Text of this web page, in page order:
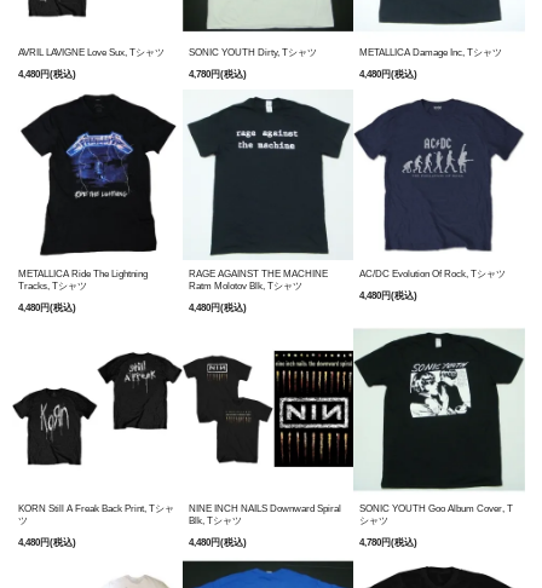
AVRIL LAVIGNE Love Sux, Tシャツ
4,480円(税込)
SONIC YOUTH Dirty, Tシャツ
4,780円(税込)
METALLICA Damage Inc, Tシャツ
4,480円(税込)
METALLICA Ride The Lightning
Tracks, Tシャツ
4,480円(税込)
RAGE AGAINST THE MACHINE
Ratm Molotov Blk, Tシャツ
4,480円(税込)
AC/DC Evolution Of Rock, Tシャツ
4,480円(税込)
KORN Still A Freak Back Print, Tシャ
ツ
4,480円(税込)
NINE INCH NAILS Downward Spiral
Blk, Tシャツ
4,480円(税込)
SONIC YOUTH Goo Album Cover, T
シャツ
4,780円(税込)